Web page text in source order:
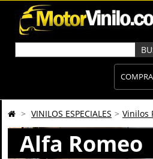
> VINILOS ESPECIALES > Vinilos
Alfa Romeo